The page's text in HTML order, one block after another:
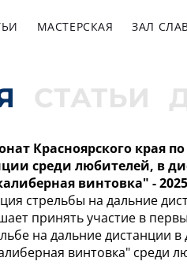
МАСТЕРСКАЯ ЗАЛ
СТАТЬИ
Красноярского края
среди любителей, в
винтовка" - 2025
стрельбы на дальние
принять участие в
на дальние дистанции
винтовка" среди